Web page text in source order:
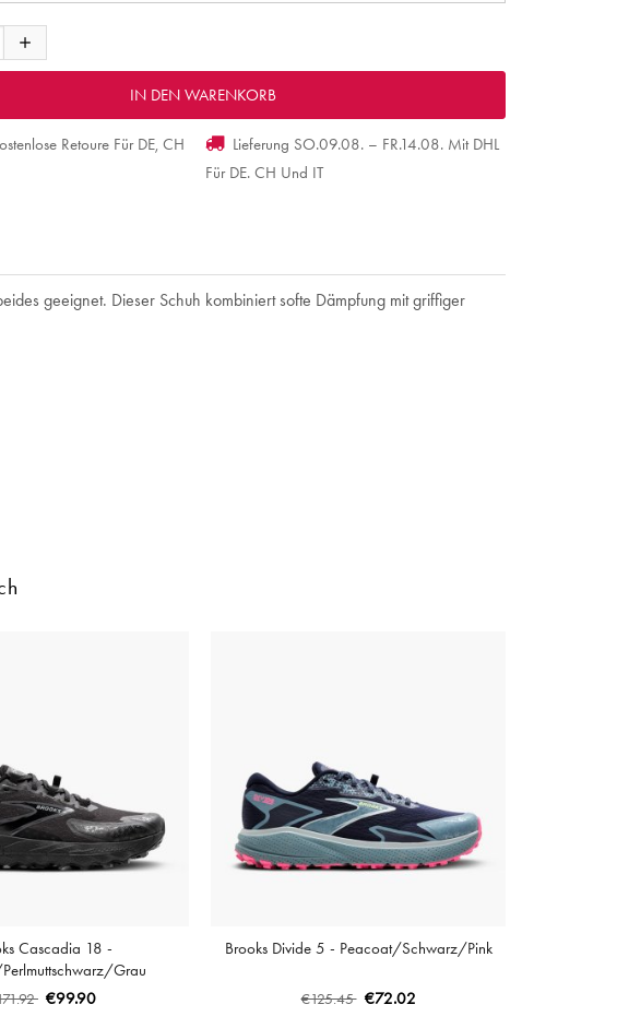
Retoure Für DE, CH
Lieferung SO.09.08. – FR.14.08. Mit DHL
Für DE. CH Und IT
geeignet. Dieser Schuh kombiniert softe Dämpfung mit griffiger
Cascadia 18 -
Grau
€99.90
Brooks Divide 5 - Peacoat/Schwarz/Pink
€125.45 €72.02